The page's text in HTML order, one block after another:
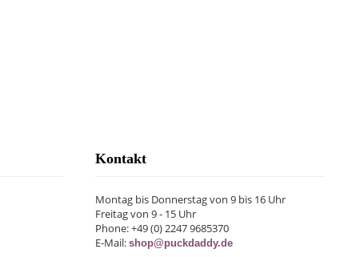
Kontakt
Montag bis Donnerstag von 9 bis 16 Uhr
Freitag von 9 - 15 Uhr
Phone: +49 (0) 2247 9685370
E-Mail: shop@puckdaddy.de